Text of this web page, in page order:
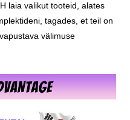
laia valikut tooteid, alates
tagades, et teil on
välimuse